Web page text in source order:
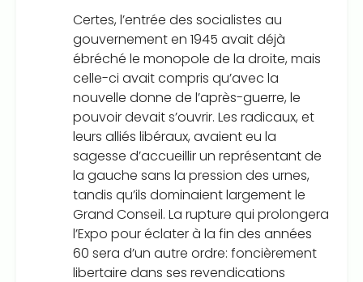
Certes, l’entrée des socialistes au
gouvernement en 1945 avait déjà
ébréché le monopole de la droite, mais
celle-ci avait compris qu’avec la
nouvelle donne de l’après-guerre, le
pouvoir devait s’ouvrir. Les radicaux, et
leurs alliés libéraux, avaient eu la
sagesse d’accueillir un représentant de
la gauche sans la pression des urnes,
tandis qu’ils dominaient largement le
Grand Conseil. La rupture qui prolongera
l’Expo pour éclater à la fin des années
60 sera d’un autre ordre: foncièrement
libertaire dans ses revendications